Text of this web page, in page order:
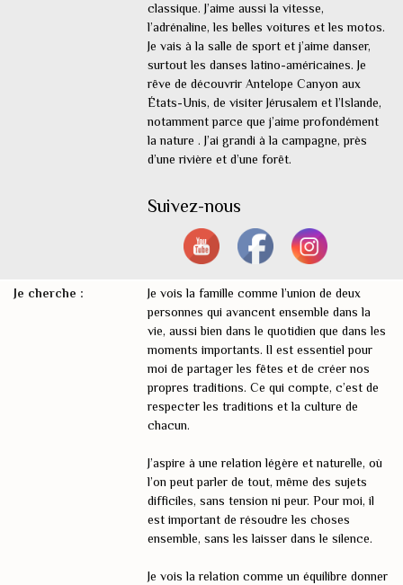
classique. J’aime aussi la vitesse,
l’adrénaline, les belles voitures et les motos.
Je vais à la salle de sport et j’aime danser,
surtout les danses latino-américaines. Je
rêve de découvrir Antelope Canyon aux
États-Unis, de visiter Jérusalem et l’Islande,
notamment parce que j’aime profondément
la nature . J’ai grandi à la campagne, près
d’une rivière et d’une forêt.
Suivez-nous
Je cherche :
Je vois la famille comme l’union de deux
personnes qui avancent ensemble dans la
vie, aussi bien dans le quotidien que dans les
moments importants. Il est essentiel pour
moi de partager les fêtes et de créer nos
propres traditions. Ce qui compte, c’est de
respecter les traditions et la culture de
chacun.
J’aspire à une relation légère et naturelle, où
l’on peut parler de tout, même des sujets
difficiles, sans tension ni peur. Pour moi, il
est important de résoudre les choses
ensemble, sans les laisser dans le silence.
Je vois la relation comme un équilibre donner